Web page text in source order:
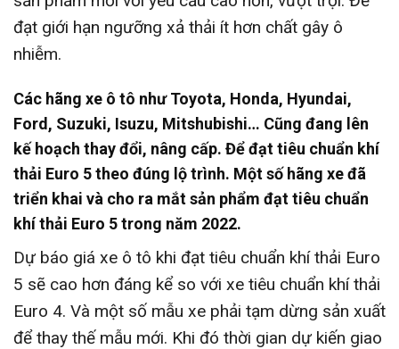
đạt giới hạn ngưỡng xả thải ít hơn chất gây ô
nhiễm.
Các hãng xe ô tô như Toyota, Honda, Hyundai,
Ford, Suzuki, Isuzu, Mitshubishi… Cũng đang lên
kế hoạch thay đổi, nâng cấp. Để đạt tiêu chuẩn khí
thải Euro 5 theo đúng lộ trình. Một số hãng xe đã
triển khai và cho ra mắt sản phẩm đạt tiêu chuẩn
khí thải Euro 5 trong năm 2022.
Dự báo giá xe ô tô khi đạt tiêu chuẩn khí thải Euro
5 sẽ cao hơn đáng kể so với xe tiêu chuẩn khí thải
Euro 4. Và một số mẫu xe phải tạm dừng sản xuất
để thay thế mẫu mới. Khi đó thời gian dự kiến giao